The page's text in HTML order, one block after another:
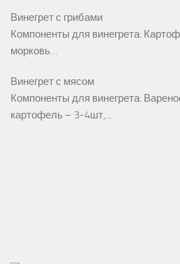
Винегрет с грибами
Компоненты для винегрета:
морковь…
Винегрет с мясом
Компоненты для винегрета:
картофель – 3-4шт,…